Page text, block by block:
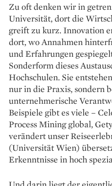
Zu oft denken wir in
Universität, dort die
greift zu kurz. Innovation
dort, wo Annahmen
und Erfahrungen
Sonderform dieses
Hochschulen. Sie
nur in die Praxis, sondern
unternehmerische
Beispiele gibt es viele –
Process Mining global,
verändert unser
(Universität Wien)
Erkenntnisse in hoch